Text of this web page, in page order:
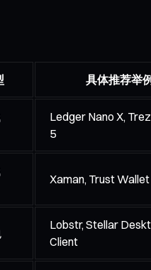
具体推荐举
Ledger Nano X,
5
Xaman, Trust Wallet
Lobstr, Stellar
Client